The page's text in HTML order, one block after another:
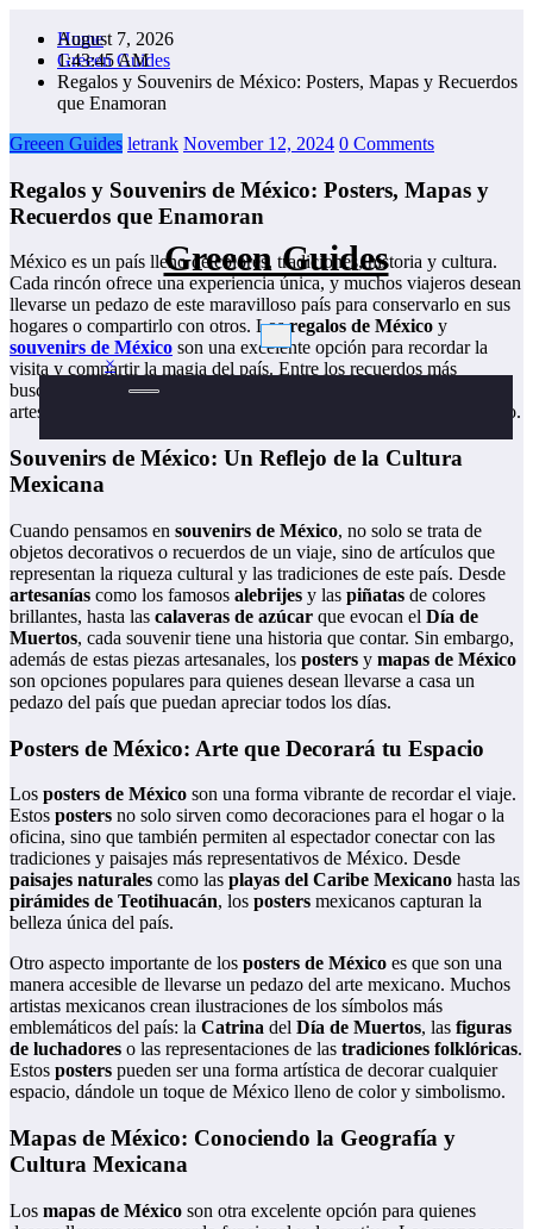
content
August 7, 2026
1:43:46 AM
Greeen Guides
×
Home
Greeen Guides
Regalos y Souvenirs de México: Posters, Mapas y Recuerdos
que Enamoran
Greeen Guides letrank November 12, 2024 0 Comments
Regalos y Souvenirs de México: Posters, Mapas y
Recuerdos que Enamoran
México es un país lleno de colores, tradiciones, historia y cultura.
Cada rincón ofrece una experiencia única, y muchos viajeros desean
llevarse un pedazo de este maravilloso país para conservarlo en sus
hogares o compartirlo con otros. Losregalos de México y
souvenirs de México son una excelente opción para recordar la
visita y compartir la magia del país. Entre los recuerdos más
buscados, destacan los
artesanías tradicionales que capturan la esencia y el alma de México.
Souvenirs de México: Un Reflejo de la Cultura
Mexicana
Cuando pensamos en souvenirs de México, no solo se trata de
objetos decorativos o recuerdos de un viaje, sino de artículos que
representan la riqueza cultural y las tradiciones de este país. Desde
artesanías como los famosos alebrijes y las piñatas de colores
brillantes, hasta las calaveras de azúcar que evocan el Día de
Muertos, cada souvenir tiene una historia que contar. Sin embargo,
además de estas piezas artesanales, los posters y mapas de México
son opciones populares para quienes desean llevarse a casa un
pedazo del país que puedan apreciar todos los días.
Posters de México: Arte que Decorará tu Espacio
Los posters de México son una forma vibrante de recordar el viaje.
Estos posters no solo sirven como decoraciones para el hogar o la
oficina, sino que también permiten al espectador conectar con las
tradiciones y paisajes más representativos de México. Desde
paisajes naturales como las playas del Caribe Mexicano hasta las
pirámides de Teotihuacán, los posters mexicanos capturan la
belleza única del país.
Otro aspecto importante de los posters de México es que son una
manera accesible de llevarse un pedazo del arte mexicano. Muchos
artistas mexicanos crean ilustraciones de los símbolos más
emblemáticos del país: la Catrina del Día de Muertos, las figuras
de luchadores o las representaciones de las tradiciones folklóricas.
Estos posters pueden ser una forma artística de decorar cualquier
espacio, dándole un toque de México lleno de color y simbolismo.
Mapas de México: Conociendo la Geografía y
Cultura Mexicana
Los mapas de México son otra excelente opción para quienes